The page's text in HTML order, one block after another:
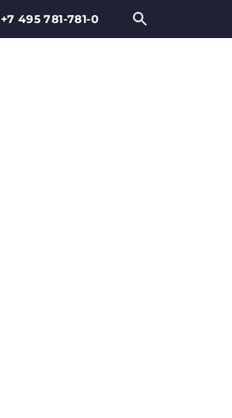
+7 495 781-781-0